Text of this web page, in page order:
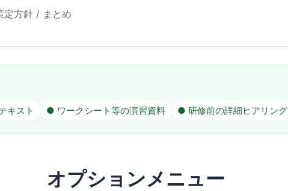
定方針 / まとめ
キスト ● ワークシート等の演習資料 ● 研修前の詳細ヒアリング
オプションメニュー